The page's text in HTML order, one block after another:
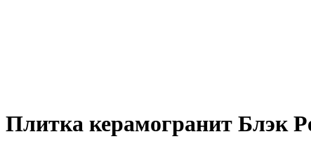
Плитка керамогранит Блэк